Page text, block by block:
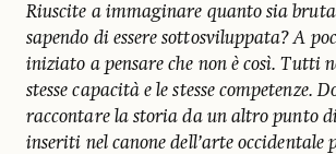
Riuscite a immaginare quanto sia
sapendo di essere sottosviluppata? A
iniziato a pensare che non è così. Tutti
stesse capacità e le stesse competenze.
raccontare la storia da un altro punto
inseriti nel canone dell’arte occidentale